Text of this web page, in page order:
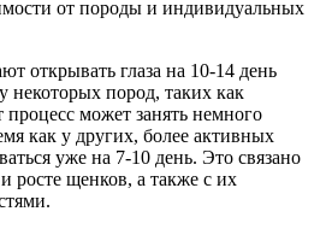
от породы и индивидуальных
открывать глаза на 10-14 день
некоторых пород, таких как
может занять немного
как у других, более активных
уже на 7-10 день. Это связано
росте щенков, а также с их